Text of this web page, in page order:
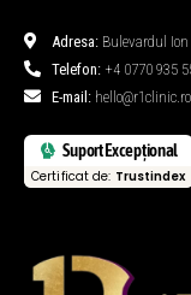
Adresa:Bulevardul Ion
Telefon:+4 0770 935
E-mail: hello@r1clinic.ro
Suport Excepțional
Certificat de: Trustindex